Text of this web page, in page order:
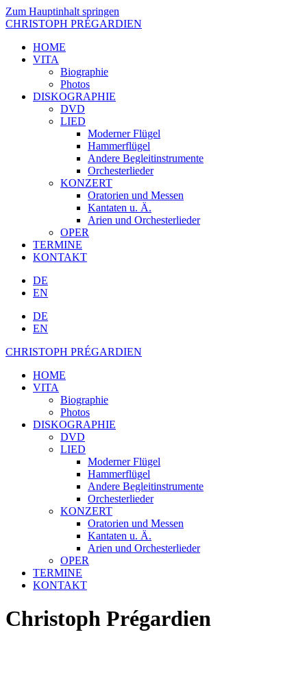
Zum Hauptinhalt springen
CHRISTOPH PRÉGARDIEN
HOME
VITA
Biographie
Photos
DISKOGRAPHIE
DVD
LIED
Moderner Flügel
Hammerflügel
Andere Begleitinstrumente
Orchesterlieder
KONZERT
Oratorien und Messen
Kantaten u. Ä.
Arien und Orchesterlieder
OPER
TERMINE
KONTAKT
DE
EN
DE
EN
CHRISTOPH PRÉGARDIEN
HOME
VITA
Biographie
Photos
DISKOGRAPHIE
DVD
LIED
Moderner Flügel
Hammerflügel
Andere Begleitinstrumente
Orchesterlieder
KONZERT
Oratorien und Messen
Kantaten u. Ä.
Arien und Orchesterlieder
OPER
TERMINE
KONTAKT
Christoph Prégardien